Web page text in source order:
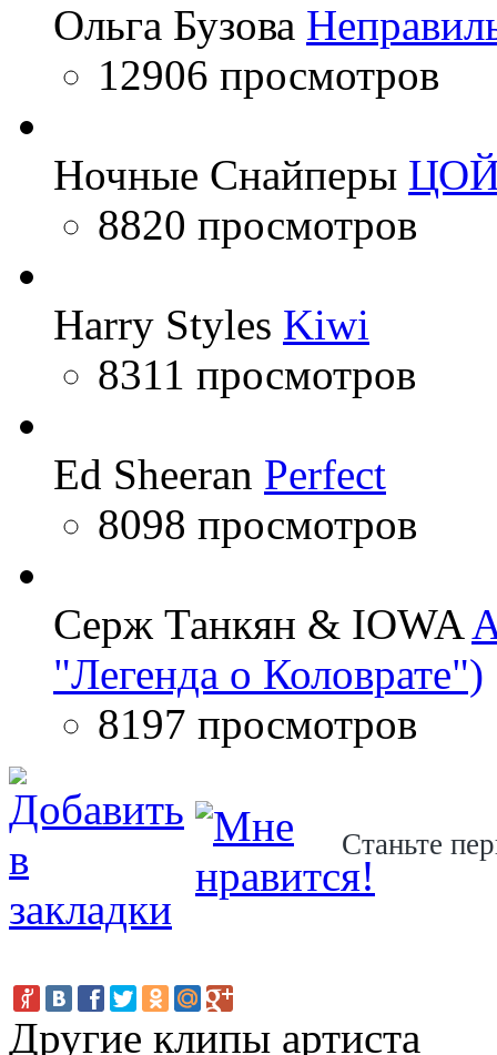
Ольга Бузова
12906 просмотров
Ночные Снайперы
8820 просмотров
Harry Styles Kiwi
8311 просмотров
Ed Sheeran Perfect
8098 просмотров
Серж Танкян & IOWA
"Легенда о Коловрате")
8197 просмотров
Станьте
Другие клипы артиста